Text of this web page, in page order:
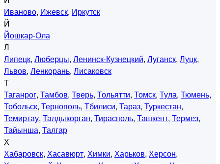
Иваново, Ижевск, Иркутск
Й
Йошкар-Ола
Л
Липецк, Люберцы, Ленинск-Кузнецкий, Луганск, Луцк,
Львов, Ленкорань, Лисаковск
Т
Таганрог, Тамбов, Тверь, Тольятти, Томск, Тула, Тюмень,
Тобольск, Тернополь, Тбилиси, Тараз, Туркестан,
Темиртау, Талдыкорган, Тирасполь, Ташкент, Термез,
Тайынша, Талгар
Х
Хабаровск, Хасавюрт, Химки, Харьков, Херсон,